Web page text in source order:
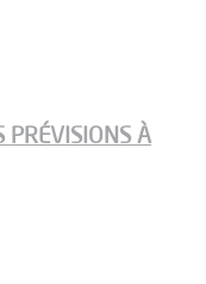
PRÉVISIONS À